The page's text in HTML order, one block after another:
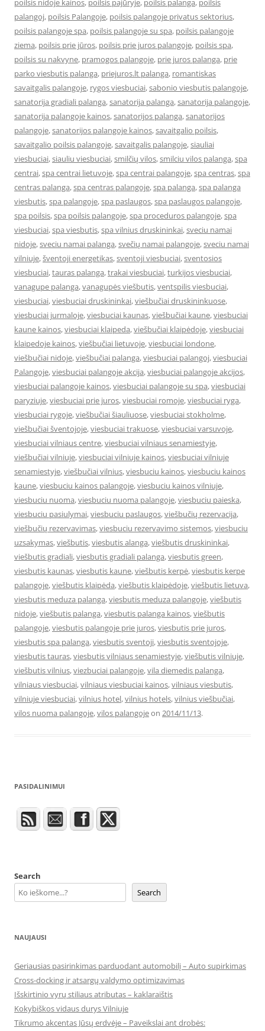
poilsis nidoje kainos, poilsis pajūryje, poilsis palanga, poilsis
palangoj, poilsis Palangoje, poilsis palangoje privatus sektorius,
poilsis palangoje spa, poilsis palangoje su spa, poilsis palangoje
ziema, poilsis prie jūros, poilsis prie juros palangoje, poilsis spa,
poilsis su nakvyne, pramogos palangoje, prie juros palanga, prie
parko viesbutis palanga, priejuros.lt palanga, romantiskas
savaitgalis palangoje, rygos viesbuciai,sabonio viesbutis palangoje,
sanatorija gradiali palanga,sanatorija palanga,sanatorija palangoje,
sanatorija palangoje kainos,sanatorijos palanga,sanatorijos
palangoje,sanatorijos palangoje kainos,savaitgalio poilsis,
savaitgalio poilsis palangoje,savaitgalis palangoje,siauliai
viesbuciai,siauliu viesbuciai,smilčių vilos,smilciu vilos palanga,spa
centrai,spa centrai lietuvoje,spa centrai palangoje,spa centras,spa
centras palanga,spa centras palangoje,spa palanga,spa palanga
viesbutis,spa palangoje,spa paslaugos,spa paslaugos palangoje,
spa poilsis,spa poilsis palangoje,spa proceduros palangoje,spa
viesbuciai,spa viesbutis,spa vilnius druskininkai,sveciu namai
nidoje,sveciu namai palanga,svečių namai palangoje,sveciu namai
vilniuje,šventoji energetikas,sventoji viesbuciai,sventosios
viesbuciai,tauras palanga,trakai viesbuciai,turkijos viesbuciai,
vanagupe palanga,vanagupės viešbutis,ventspilis viesbuciai,
viesbuciai,viesbuciai druskininkai,viešbučiai druskininkuose,
viesbuciai jurmaloje,viesbuciai kaunas,viešbučiai kaune,viesbuciai
kaune kainos,viesbuciai klaipeda,viešbučiai klaipėdoje,viesbuciai
klaipedoje kainos,viešbučiai lietuvoje,viesbuciai londone,
viešbučiai nidoje,viešbučiai palanga,viesbuciai palangoj,viesbuciai
Palangoje,viesbuciai palangoje akcija,viesbuciai palangoje akcijos,
viesbuciai palangoje kainos,viesbuciai palangoje su spa,viesbuciai
paryziuje,viesbuciai prie juros,viesbuciai romoje,viesbuciai ryga,
viesbuciai rygoje,viešbučiai šiauliuose,viesbuciai stokholme,
viešbučiai šventojoje,viesbuciai trakuose,viesbuciai varsuvoje,
viesbuciai vilniaus centre,viesbuciai vilniaus senamiestyje,
viešbučiai vilniuje,viesbuciai vilniuje kainos,viesbuciai vilniuje
senamiestyje,viešbučiai vilnius,viesbuciu kainos,viesbuciu kainos
kaune,viesbuciu kainos palangoje,viesbuciu kainos vilniuje,
viesbuciu nuoma,viesbuciu nuoma palangoje,viesbuciu paieska,
viesbuciu pasiulymai,viesbuciu paslaugos,viešbučių rezervacija,
viešbučių rezervavimas,viesbuciu rezervavimo sistemos,viesbuciu
uzsakymas,viešbutis,viesbutis alanga,viešbutis druskininkai,
viešbutis gradiali,viesbutis gradiali palanga,viesbutis green,
viesbutis kaunas,viesbutis kaune,viešbutis kerpė,viesbutis kerpe
palangoje,viešbutis klaipėda,viešbutis klaipėdoje,viešbutis lietuva,
viesbutis meduza palanga,viesbutis meduza palangoje,viešbutis
nidoje,viešbutis palanga,viesbutis palanga kainos,viešbutis
palangoje,viesbutis palangoje prie juros,viesbutis prie juros,
viesbutis spa palanga,viesbutis sventoji,viesbutis sventojoje,
viesbutis tauras,viesbutis vilniaus senamiestyje,viešbutis vilniuje,
viešbutis vilnius,viezbuciai palangoje,vila diemedis palanga,
vilniaus viesbuciai,vilniaus viesbuciai kainos,vilniaus viesbutis,
vilniuje viesbuciai,vilnius hotel,vilnius hotels,vilnius viešbučiai,
vilos nuoma palangoje,vilos palangojeon 2014/11/13.
PASIDALINIMUI
Search
Search
NAUJAUSI
Geriausias pasirinkimas parduodant automobilį – Auto supirkimas
Cross-docking ir atsargų valdymo optimizavimas
Išskirtinio vyrų stiliaus atributas – kaklaraištis
Kokybiškos vidaus durys Vilniuje
Tikrumo akcentas Jūsų erdvėje – Paveikslai ant drobės: